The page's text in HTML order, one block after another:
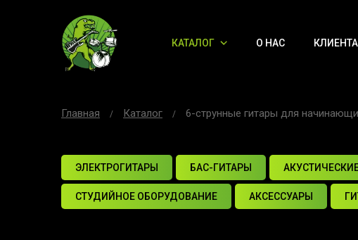
КАТАЛОГ О НАС
Главная Каталог 6-струнные гитары для
ЭЛЕКТРОГИТАРЫ БАС-ГИТАРЫ
СТУДИЙНОЕ ОБОРУДОВАНИЕ АКСЕССУАРЫ